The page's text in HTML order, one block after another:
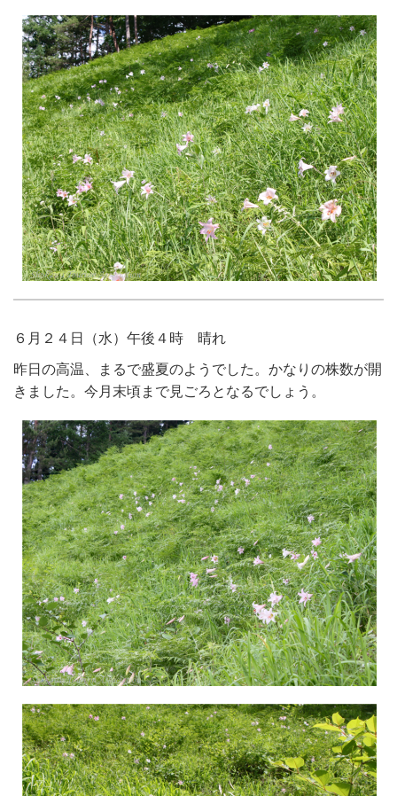
６月２４日（水）午後４時 晴れ
昨日の高温、まるで盛夏のようでした。かなりの株数が開
きました。今月末頃まで見ごろとなるでしょう。